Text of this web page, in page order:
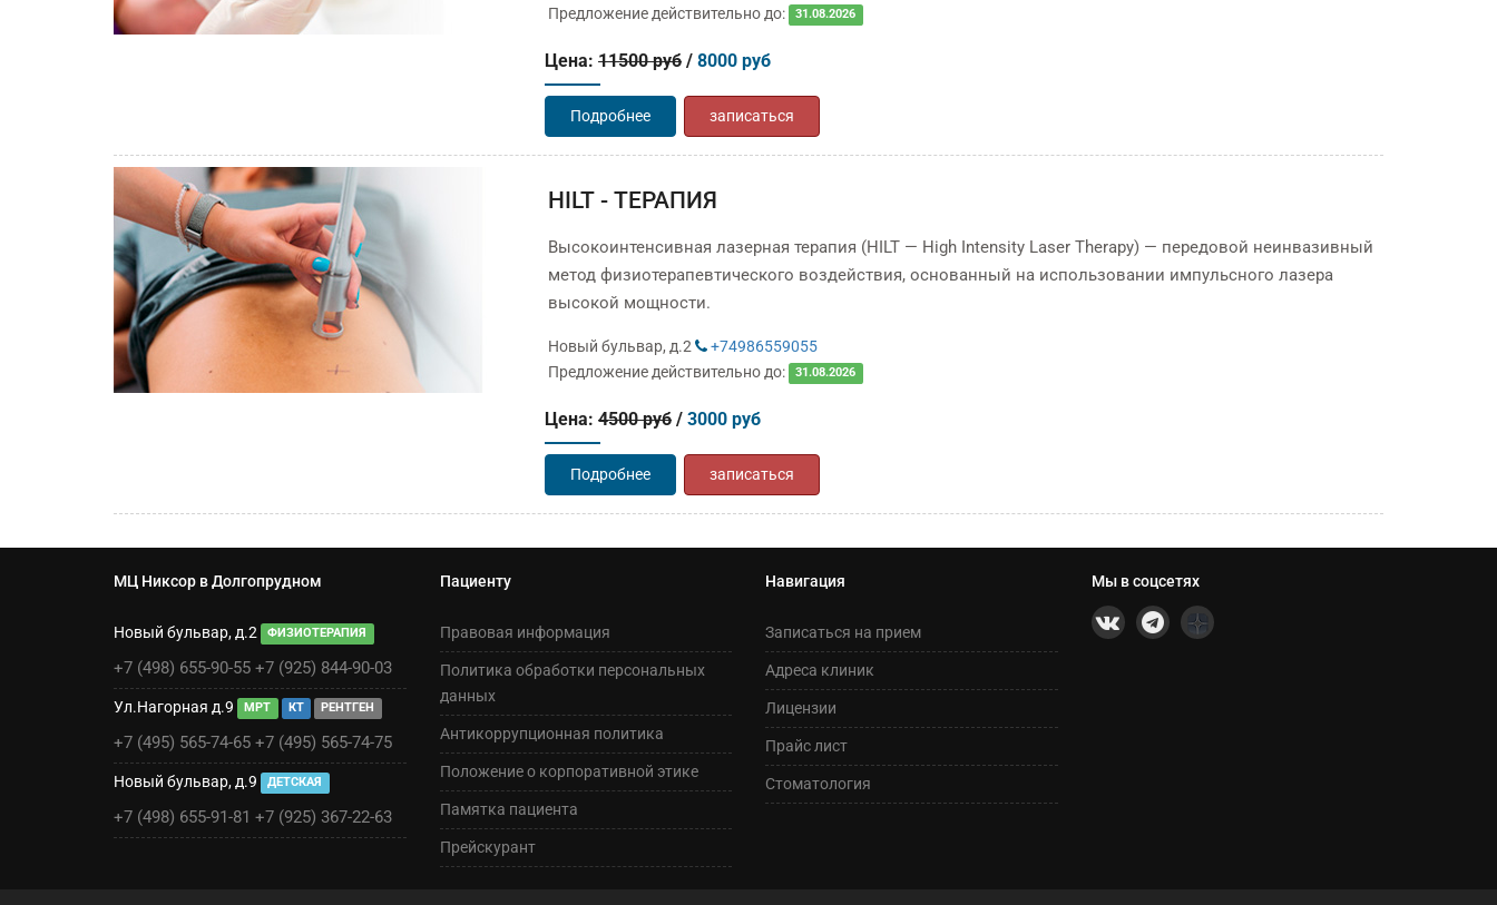
Предложение действительно до:
31.08.2026
Цена: 11500 руб / 8000 руб
Подробнее записаться
HILT - ТЕРАПИЯ
Высокоинтенсивная лазерная терапия (HILT — High Intensity Laser Therapy) — передовой неинвазивный
метод физиотерапевтического воздействия, основанный на использовании импульсного лазера
высокой мощности.
Новый бульвар, д.2
+74986559055
Предложение действительно до:
31.08.2026
Цена: 4500 руб / 3000 руб
Подробнее записаться
МЦ Никсор в Долгопрудном
Новый бульвар, д.2 ФИЗИОТЕРАПИЯ
+7 (498) 655-90-55 +7 (925) 844-90-03
Ул.Нагорная д.9 МРТ КТ РЕНТГЕН
+7 (495) 565-74-65 +7 (495) 565-74-75
Новый бульвар, д.9 ДЕТСКАЯ
+7 (498) 655-91-81 +7 (925) 367-22-63
Пациенту
Правовая информация
Политика обработки персональных
данных
Антикоррупционная политика
Положение о корпоративной этике
Памятка пациента
Прейскурант
Навигация
Записаться на прием
Адреса клиник
Лицензии
Прайс лист
Стоматология
Мы в соцсетях